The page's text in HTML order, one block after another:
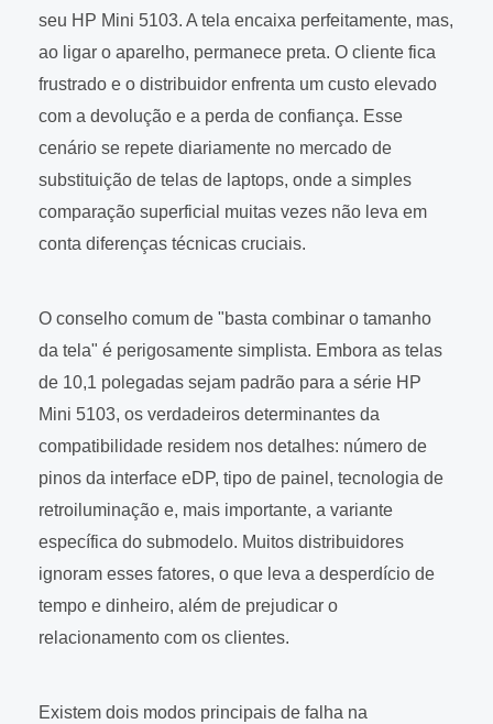
seu HP Mini 5103. A tela encaixa perfeitamente, mas,
ao ligar o aparelho, permanece preta. O cliente fica
frustrado e o distribuidor enfrenta um custo elevado
com a devolução e a perda de confiança. Esse
cenário se repete diariamente no mercado de
substituição de telas de laptops, onde a simples
comparação superficial muitas vezes não leva em
conta diferenças técnicas cruciais.
O conselho comum de "basta combinar o tamanho
da tela" é perigosamente simplista. Embora as telas
de 10,1 polegadas sejam padrão para a série HP
Mini 5103, os verdadeiros determinantes da
compatibilidade residem nos detalhes: número de
pinos da interface eDP, tipo de painel, tecnologia de
retroiluminação e, mais importante, a variante
específica do submodelo. Muitos distribuidores
ignoram esses fatores, o que leva a desperdício de
tempo e dinheiro, além de prejudicar o
relacionamento com os clientes.
Existem dois modos principais de falha na